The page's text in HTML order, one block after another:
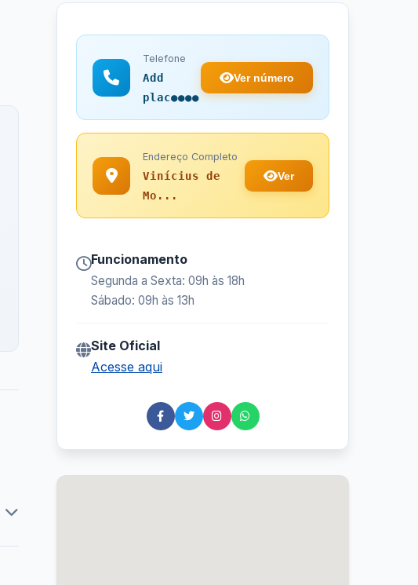
Telefone
Add
plac●●●●
Ver número
Endereço Completo
Vinícius de
Mo...
Ver
Funcionamento
Segunda a Sexta: 09h às 18h
Sábado: 09h às 13h
Site Oficial
Acesse aqui